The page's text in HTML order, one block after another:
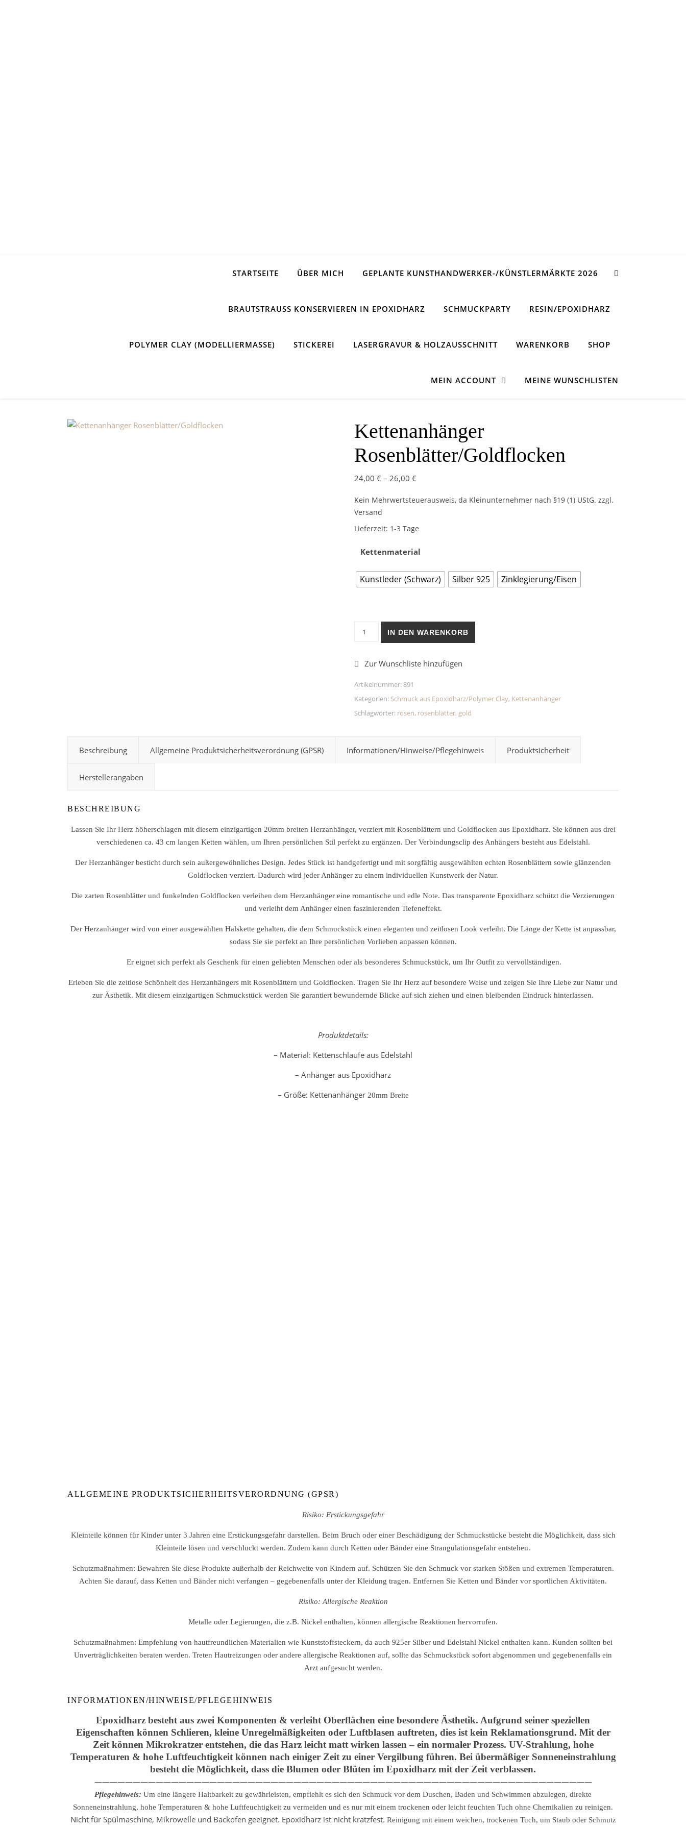
STARTSEITE ÜBER MICH GEPLANTE KUNSTHANDWERKER-/KÜNSTLERMÄRKTE 2026
BRAUTSTRAUSS KONSERVIEREN IN EPOXIDHARZ SCHMUCKPARTY RESIN/EPOXIDHARZ
POLYMER CLAY (MODELLIERMASSE) STICKEREI LASERGRAVUR & HOLZAUSSCHNITT WARENKORB SHOP
MEIN ACCOUNT MEINE WUNSCHLISTEN
Kettenanhänger
Rosenblätter/Goldflocken
24,00 €– 26,00 €
Kein Mehrwertsteuerausweis, da Kleinunternehmer nach §19 (1) UStG. zzgl.
Versand
Lieferzeit: 1-3 Tage
Kettenmaterial
Kunstleder (Schwarz) Silber 925 Zinklegierung/Eisen
Kettenanhänger Rosenblätter/Goldflocken Menge
IN DEN WARENKORB
Artikelnummer:891
Kategorien: Schmuck aus Epoxidharz/Polymer Clay, Kettenanhänger
Schlagwörter: rosen, rosenblätter, gold
Beschreibung Allgemeine Produktsicherheitsverordnung (GPSR) Informationen/Hinweise/Pflegehinweis Produktsicherheit
Herstellerangaben
BESCHREIBUNG
Lassen Sie Ihr Herz höherschlagen mit diesem einzigartigen 20mm breiten Herzanhänger, verziert mit Rosenblättern und Goldflocken aus Epoxidharz. Sie können aus drei
verschiedenen ca. 43 cm langen Ketten wählen, um Ihren persönlichen Stil perfekt zu ergänzen. Der Verbindungsclip des Anhängers besteht aus Edelstahl.
Der Herzanhänger besticht durch sein außergewöhnliches Design. Jedes Stück ist handgefertigt und mit sorgfältig ausgewählten echten Rosenblättern sowie glänzenden
Goldflocken verziert. Dadurch wird jeder Anhänger zu einem individuellen Kunstwerk der Natur.
Die zarten Rosenblätter und funkelnden Goldflocken verleihen dem Herzanhänger eine romantische und edle Note. Das transparente Epoxidharz schützt die Verzierungen
und verleiht dem Anhänger einen faszinierenden Tiefeneffekt.
Der Herzanhänger wird von einer ausgewählten Halskette gehalten, die dem Schmuckstück einen eleganten und zeitlosen Look verleiht. Die Länge der Kette ist anpassbar,
sodass Sie sie perfekt an Ihre persönlichen Vorlieben anpassen können.
Er eignet sich perfekt als Geschenk für einen geliebten Menschen oder als besonderes Schmuckstück, um Ihr Outfit zu vervollständigen.
Erleben Sie die zeitlose Schönheit des Herzanhängers mit Rosenblättern und Goldflocken. Tragen Sie Ihr Herz auf besondere Weise und zeigen Sie Ihre Liebe zur Natur und
zur Ästhetik. Mit diesem einzigartigen Schmuckstück werden Sie garantiert bewundernde Blicke auf sich ziehen und einen bleibenden Eindruck hinterlassen.
Produktdetails:
– Material: Kettenschlaufe aus Edelstahl
– Anhänger aus Epoxidharz
– Größe: Kettenanhänger 20mm Breite
ALLGEMEINE PRODUKTSICHERHEITSVERORDNUNG (GPSR)
Risiko: Erstickungsgefahr
Kleinteile können für Kinder unter 3 Jahren eine Erstickungsgefahr darstellen. Beim Bruch oder einer Beschädigung der Schmuckstücke besteht die Möglichkeit, dass sich
Kleinteile lösen und verschluckt werden. Zudem kann durch Ketten oder Bänder eine Strangulationsgefahr entstehen.
Schutzmaßnahmen: Bewahren Sie diese Produkte außerhalb der Reichweite von Kindern auf. Schützen Sie den Schmuck vor starken Stößen und extremen Temperaturen.
Achten Sie darauf, dass Ketten und Bänder nicht verfangen – gegebenenfalls unter der Kleidung tragen. Entfernen Sie Ketten und Bänder vor sportlichen Aktivitäten.
Risiko: Allergische Reaktion
Metalle oder Legierungen, die z.B. Nickel enthalten, können allergische Reaktionen hervorrufen.
Schutzmaßnahmen: Empfehlung von hautfreundlichen Materialien wie Kunststoffsteckern, da auch 925er Silber und Edelstahl Nickel enthalten kann. Kunden sollten bei
Unverträglichkeiten beraten werden. Treten Hautreizungen oder andere allergische Reaktionen auf, sollte das Schmuckstück sofort abgenommen und gegebenenfalls ein
Arzt aufgesucht werden.
INFORMATIONEN/HINWEISE/PFLEGEHINWEIS
Epoxidharz besteht aus zwei Komponenten & verleiht Oberflächen eine besondere Ästhetik. Aufgrund seiner speziellen
Eigenschaften können Schlieren, kleine Unregelmäßigkeiten oder Luftblasen auftreten, dies ist kein Reklamationsgrund. Mit der
Zeit können Mikrokratzer entstehen, die das Harz leicht matt wirken lassen – ein normaler Prozess. UV-Strahlung, hohe
Temperaturen & hohe Luftfeuchtigkeit können nach einiger Zeit zu einer Vergilbung führen. Bei übermäßiger Sonneneinstrahlung
besteht die Möglichkeit, dass die Blumen oder Blüten im Epoxidharz mit der Zeit verblassen.
—————————————————————————————————————————————————————————————————
Pflegehinweis: Um eine längere Haltbarkeit zu gewährleisten, empfiehlt es sich den Schmuck vor dem Duschen, Baden und Schwimmen abzulegen, direkte
Sonneneinstrahlung, hohe Temperaturen & hohe Luftfeuchtigkeit zu vermeiden und es nur mit einem trockenen oder leicht feuchten Tuch ohne Chemikalien zu reinigen.
Nicht für Spülmaschine, Mikrowelle und Backofen geeignet. Epoxidharz ist nicht kratzfest. Reinigung mit einem weichen, trockenen Tuch, um Staub oder Schmutz